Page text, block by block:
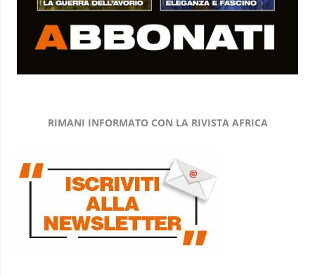
RIMANI INFORMATO CON LA RIVISTA AFRICA